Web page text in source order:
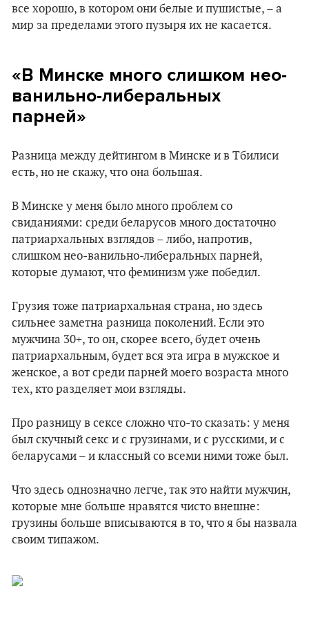
все хорошо, в котором они белые и пушистые, – а
мир за пределами этого пузыря их не касается.
«В Минске много слишком нео-
ванильно-либеральных
парней»
Разница между дейтингом в Минске и в Тбилиси
есть, но не скажу, что она большая.
В Минске у меня было много проблем со
свиданиями: среди беларусов много достаточно
патриархальных взглядов – либо, напротив,
слишком нео-ванильно-либеральных парней,
которые думают, что феминизм уже победил.
Грузия тоже патриархальная страна, но здесь
сильнее заметна разница поколений. Если это
мужчина 30+, то он, скорее всего, будет очень
патриархальным, будет вся эта игра в мужское и
женское, а вот среди парней моего возраста много
тех, кто разделяет мои взгляды.
Про разницу в сексе сложно что-то сказать: у меня
был скучный секс и с грузинами, и с русскими, и с
беларусами – и классный со всеми ними тоже был.
Что здесь однозначно легче, так это найти мужчин,
которые мне больше нравятся чисто внешне:
грузины больше вписываются в то, что я бы назвала
своим типажом.